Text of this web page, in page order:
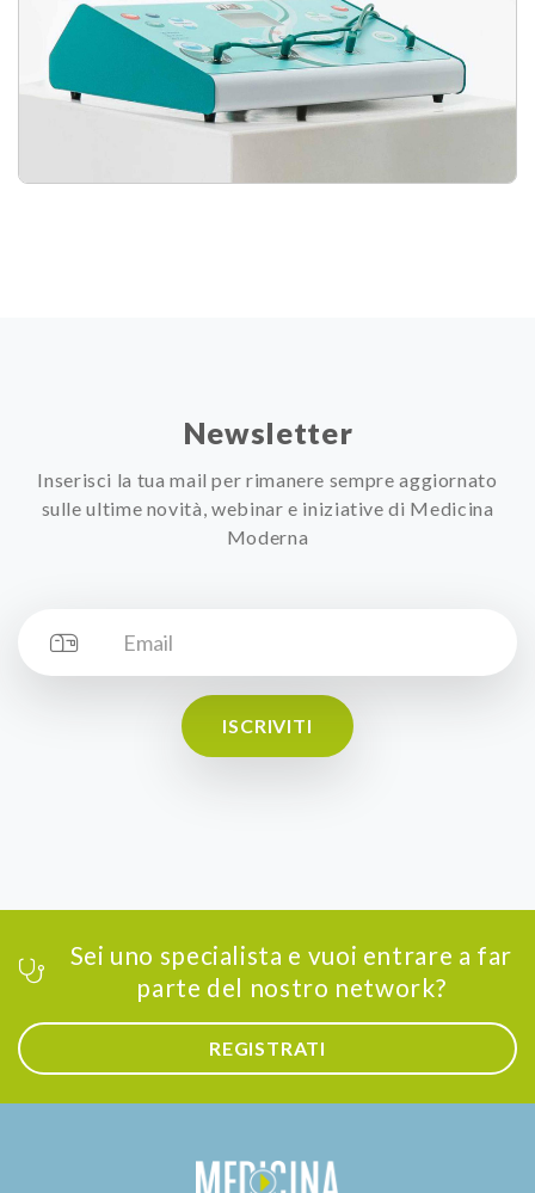
Newsletter
Inserisci la tua mail per rimanere sempre aggiornato
sulle ultime novità, webinar e iniziative di Medicina
Moderna
ISCRIVITI
Sei uno specialista e vuoi entrare a far
parte del nostro network?
REGISTRATI